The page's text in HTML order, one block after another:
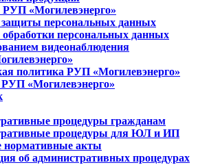
«Могилевэнерго»
защиты персональных данных
персональных данных
видеонаблюдения
политика РУП «Могилевэнерго»
«Могилевэнерго»
процедуры гражданам
процедуры для ЮЛ и ИП
нормативные акты
об административных процедурах